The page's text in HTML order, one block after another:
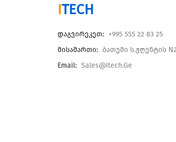
ITECH
Დაგვირეკეთ: +995 555 22 83 25
Მისამართი: Ბათუმი Ს.ჟღენტის N2
Email: Sales@itech.ge